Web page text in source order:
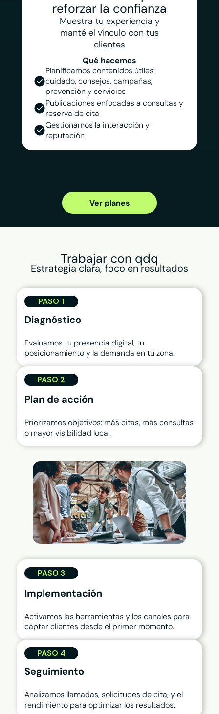
reforzar la confianza
Muestra tu experiencia y
manté el vínculo con tus
clientes
Qué hacemos
Planificamos contenidos útiles:
cuidado, consejos, campañas,
prevención y servicios
Publicaciones enfocadas a consultas y
reserva de cita
Gestionamos la interacción y
reputación
Ver planes
Trabajar con qdq
Estrategia clara, foco en resultados
PASO 1
Diagnóstico
Evaluamos tu presencia digital, tu
posicionamiento y la demanda en tu zona.
PASO 2
Plan de acción
Priorizamos objetivos: más citas, más consultas
o mayor visibilidad local.
PASO 3
Implementación
Activamos las herramientas y los canales para
captar clientes desde el primer momento.
PASO 4
Seguimiento
Analizamos llamadas, solicitudes de cita, y el
rendimiento para optimizar los resultados.